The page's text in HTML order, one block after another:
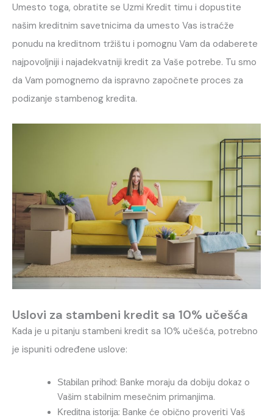
Umesto toga, obratite se Uzmi Kredit timu i dopustite
našim kreditnim savetnicima da umesto Vas istraćže
ponudu na kreditnom tržištu i pomognu Vam da odaberete
najpovoljniji i najadekvatniji kredit za Vaše potrebe. Tu smo
da Vam pomognemo da ispravno započnete proces za
podizanje stambenog kredita.
Uslovi za stambeni kredit sa 10% učešća
Kada je u pitanju stambeni kredit sa 10% učešća, potrebno
je ispuniti određene uslove:
Stabilan prihod: Banke moraju da dobiju dokaz o
Vašim stabilnim mesečnim primanjima.
Kreditna istorija: Banke će obično proveriti Vaš